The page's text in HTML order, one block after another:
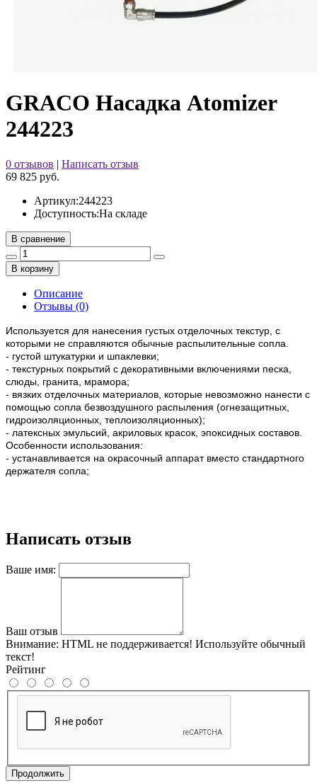
GRACO Насадка Atomizer
244223
0 отзывов | Написать отзыв
69 825 руб.
Артикул:244223
Доступность:На складе
В сравнение
В корзину
Описание
Отзывы (0)
Используется для нанесения густых отделочных текстур, с
которыми не справляются обычные распылительные сопла.
- густой штукатурки и шпаклевки;
- текстурных покрытий с декоративными включениями песка,
слюды, гранита, мрамора;
- вязких отделочных материалов, которые невозможно нанести с
помощью сопла безвоздушного распыления (огнезащитных,
гидроизоляционных, теплоизоляционных);
- латексных эмульсий, акриловых красок, эпоксидных составов.
Особенности использования:
- устанавливается на окрасочный аппарат вместо стандартного
держателя сопла;
Написать отзыв
Ваше имя:
Ваш отзыв
Внимание: HTML не поддерживается! Используйте обычный
текст!
Рейтинг
Продолжить